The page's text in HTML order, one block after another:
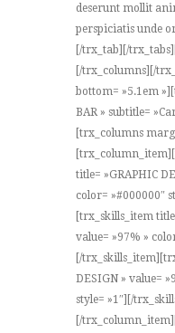
deserunt mollit
perspiciatis unde
[/trx_tab][/
[/trx_columns][/
bottom= »5.1em
BAR » subtitle=
[trx_columns
title= »GRAPHIC
color= »#000000″
[trx_skills_item
value= »97% »
[/
DESIGN » value=
style= »1″][/
[/